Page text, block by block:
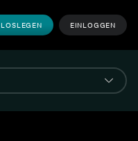
LOSLEGEN EINLOGGEN